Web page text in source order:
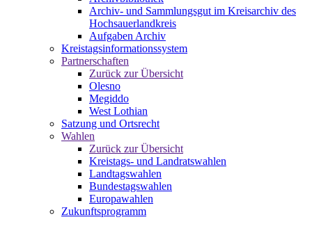
Archiv- und Sammlungsgut im Kreisarchiv des
Hochsauerlandkreis
Aufgaben Archiv
Kreistagsinformationssystem
Partnerschaften
Zurück zur Übersicht
Olesno
Megiddo
West Lothian
Satzung und Ortsrecht
Wahlen
Zurück zur Übersicht
Kreistags- und Landratswahlen
Landtagswahlen
Bundestagswahlen
Europawahlen
Zukunftsprogramm